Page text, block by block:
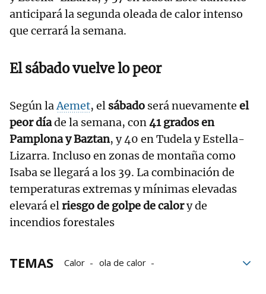
anticipará la segunda oleada de calor intenso
que cerrará la semana.
El sábado vuelve lo peor
Según laAemet, el sábado será nuevamente el
peor díade la semana, con41 grados en
Pamplona y Baztan, y 40 en Tudela y Estella-
Lizarra. Incluso en zonas de montaña como
Isaba se llegará a los 39. La combinación de
temperaturas extremas y mínimas elevadas
elevará elriesgo de golpe de calory de
incendios forestales
TEMAS Calor
ola de calor